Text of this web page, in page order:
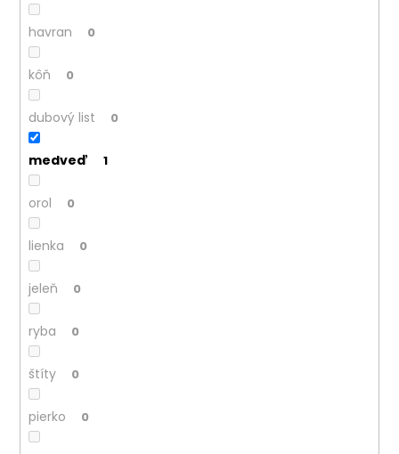
havran 0
kôň 0
dubový list 0
medveď 1
orol 0
lienka 0
jeleň 0
ryba 0
štíty 0
pierko 0